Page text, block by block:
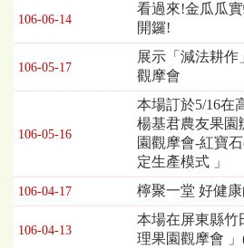
106-06-14
看過來!金瓜瓜
開鑼!
106-05-17
展示「減法耕作
觀摩會
106-05-16
本場訂於5/16在
楊基君農友果園
園觀摩會-紅寶
定生產模式 」
106-04-17 檸聚一堂 好健
106-04-13
本場在屏東縣竹
理果園觀摩會